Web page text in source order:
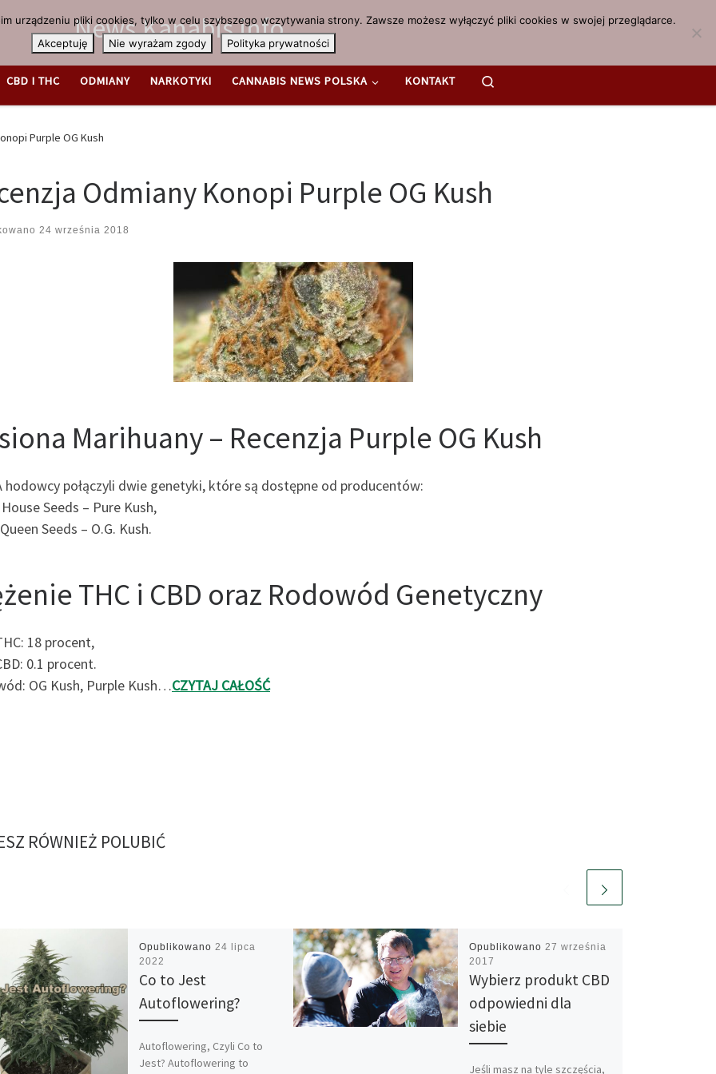
News.Kanabis.info
CBD I THC ODMIANY NARKOTYKI CANNABIS NEWS POLSKA KONTAKT
Purple OG Kush
Odmiany Konopi Purple OG Kush
24 września 2018
Marihuany – Recenzja Purple OG Kush
hodowcy połączyli dwie genetyki, które są dostępne od producentów:
Seeds – Pure Kush,
Seeds – O.G. Kush.
THC i CBD oraz Rodowód Genetyczny
18 procent,
0.1 procent.
OG Kush, Purple Kush…CZYTAJ CAŁOŚĆ
RÓWNIEŻ POLUBIĆ
Opublikowano 24 lipca
2022
Co to Jest
Autoflowering?
Autoflowering, Czyli Co to
Jest? Autoflowering to
Opublikowano 27 września
2017
Wybierz produkt CBD
odpowiedni dla
siebie
Jeśli masz na tyle szczęścia,
urządzeniu pliki cookies, tylko w celu szybszego wczytywania strony. Zawsze możesz wyłączyć pliki cookies w swojej przeglądarce.
Akceptuję
Nie wyrażam zgody Polityka prywatności